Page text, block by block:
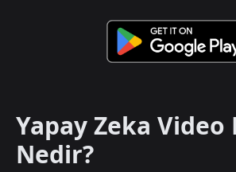
Yapay Zeka Video
Nedir?